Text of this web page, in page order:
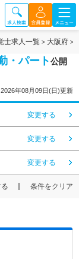
士求人一覧 大阪府
・パート公開
2026年08月09日(日)更新
変更する
変更する
変更する
条件をクリア